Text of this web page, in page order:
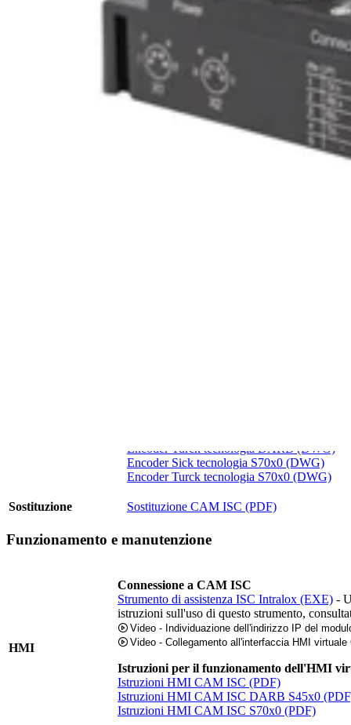
Scambio dati CAM ISC - PLC di linea
Interblocco di comunicazione CAM ISC
Progetti esempio PLC CAM ISC (PDF)
AOI/blocchi funzione PLC (ZIP)
Video - Come assegnare un indirizzo IP
Video - Come assegnare un indirizzo IP
Schema di collegamento
questi schemi utilizzano una
Encoder Turck tecnologia DARB (DWG)
Encoder Sick tecnologia S70x0 (DWG)
Encoder Turck tecnologia S70x0 (DWG)
Sostituzione Sostituzione CAM ISC (PDF)
Funzionamento e manutenzione
HMI
Connessione a CAM ISC
Strumento di assistenza ISC Intralox (EXE) -
istruzioni sull'uso di questo strumento,
Video - Individuazione dell'indirizzo IP del
Video - Collegamento all'interfaccia HMI virtuale
Istruzioni per il funzionamento dell'HMI
Istruzioni HMI CAM ISC (PDF)
Istruzioni HMI CAM ISC DARB S45x0
Istruzioni HMI CAM ISC S70x0 (PDF)